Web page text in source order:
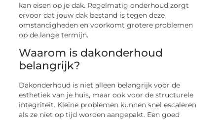
kan eisen op je dak. Regelmatig onderhoud zorgt
ervoor dat jouw dak bestand is tegen deze
omstandigheden en voorkomt grotere problemen
op de lange termijn.
Waarom is dakonderhoud
belangrijk?
Dakonderhoud is niet alleen belangrijk voor de
esthetiek van je huis, maar ook voor de structurele
integriteit. Kleine problemen kunnen snel escaleren
als ze niet op tijd worden aangepakt. Een goed